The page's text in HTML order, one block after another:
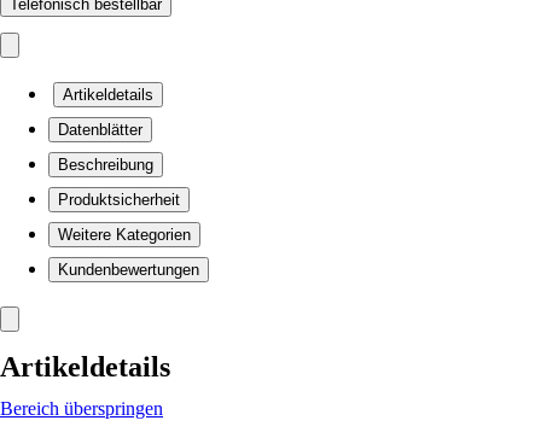
Telefonisch bestellbar
Artikeldetails
Datenblätter
Beschreibung
Produktsicherheit
Weitere Kategorien
Kundenbewertungen
Artikeldetails
Bereich überspringen